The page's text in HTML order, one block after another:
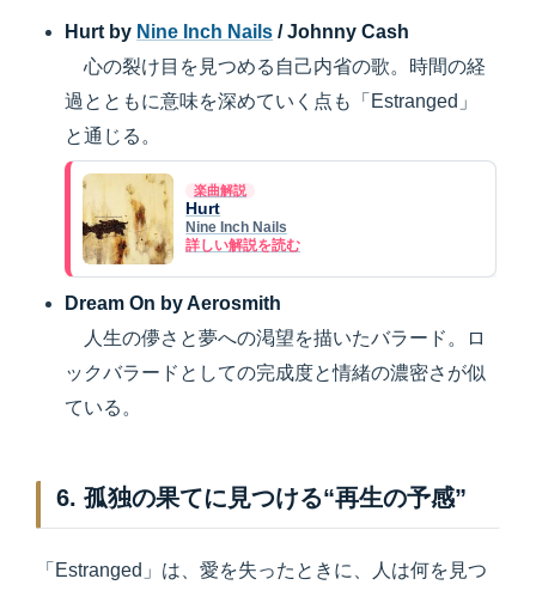
Hurt by Nine Inch Nails / Johnny Cash
心の裂け目を見つめる自己内省の歌。時間の経
過とともに意味を深めていく点も「Estranged」
と通じる。
楽曲解説
Hurt
Nine Inch Nails
詳しい解説を読む
Dream On by Aerosmith
人生の儚さと夢への渇望を描いたバラード。ロ
ックバラードとしての完成度と情緒の濃密さが似
ている。
6. 孤独の果てに見つける“再生の予感”
「Estranged」は、愛を失ったときに、人は何を見つ